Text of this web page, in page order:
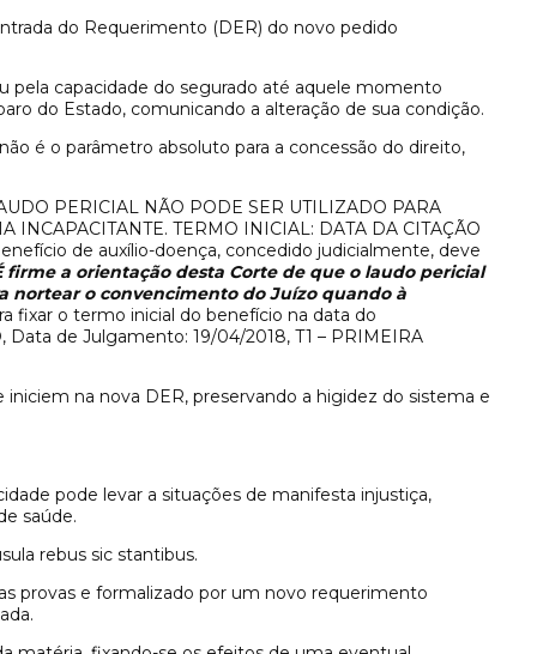
do Requerimento (DER) do novo pedido
pela capacidade do segurado até aquele momento
do Estado, comunicando a alteração de sua condição.
é o parâmetro absoluto para a concessão do direito,
PERICIAL NÃO PODE SER UTILIZADO PARA
TERMO INICIAL: DATA DA CITAÇÃO
de auxílio-doença, concedido judicialmente, deve
firme a orientação desta Corte de que o laudo pericial
nortear o convencimento do Juízo quando à
fixar o termo inicial do benefício na data do
de Julgamento: 19/04/2018, T1 – PRIMEIRA
na nova DER, preservando a higidez do sistema e
pode levar a situações de manifesta injustiça,
saúde.
rebus sic stantibus.
provas e formalizado por um novo requerimento